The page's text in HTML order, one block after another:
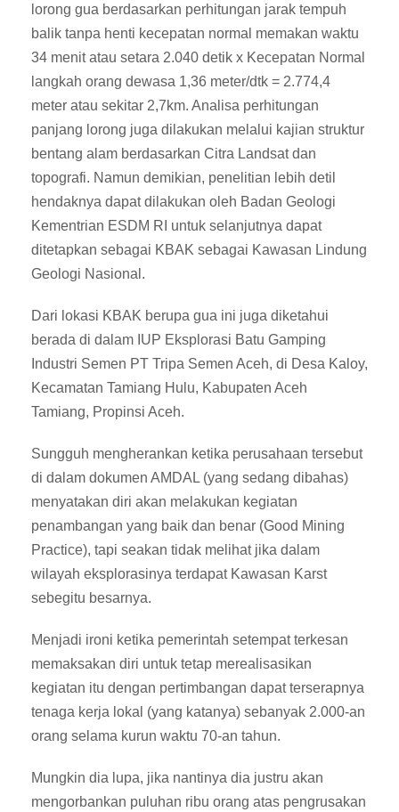
lorong gua berdasarkan perhitungan jarak tempuh
balik tanpa henti kecepatan normal memakan waktu
34 menit atau setara 2.040 detik x Kecepatan Normal
langkah orang dewasa 1,36 meter/dtk = 2.774,4
meter atau sekitar 2,7km. Analisa perhitungan
panjang lorong juga dilakukan melalui kajian struktur
bentang alam berdasarkan Citra Landsat dan
topografi. Namun demikian, penelitian lebih detil
hendaknya dapat dilakukan oleh Badan Geologi
Kementrian ESDM RI untuk selanjutnya dapat
ditetapkan sebagai KBAK sebagai Kawasan Lindung
Geologi Nasional.
Dari lokasi KBAK berupa gua ini juga diketahui
berada di dalam IUP Eksplorasi Batu Gamping
Industri Semen PT Tripa Semen Aceh, di Desa Kaloy,
Kecamatan Tamiang Hulu, Kabupaten Aceh
Tamiang, Propinsi Aceh.
Sungguh mengherankan ketika perusahaan tersebut
di dalam dokumen AMDAL (yang sedang dibahas)
menyatakan diri akan melakukan kegiatan
penambangan yang baik dan benar (Good Mining
Practice), tapi seakan tidak melihat jika dalam
wilayah eksplorasinya terdapat Kawasan Karst
sebegitu besarnya.
Menjadi ironi ketika pemerintah setempat terkesan
memaksakan diri untuk tetap merealisasikan
kegiatan itu dengan pertimbangan dapat terserapnya
tenaga kerja lokal (yang katanya) sebanyak 2.000-an
orang selama kurun waktu 70-an tahun.
Mungkin dia lupa, jika nantinya dia justru akan
mengorbankan puluhan ribu orang atas pengrusakan